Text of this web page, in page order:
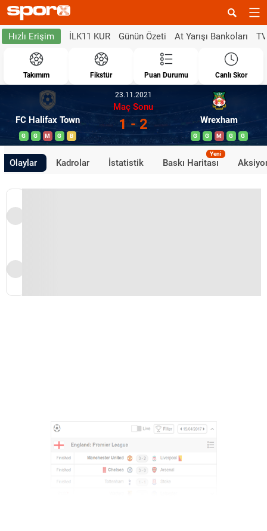
Hızlı Erişim İLK11 KUR Günün Özeti At Yarışı Bankoları
Takımım Fikstür Puan Durumu Canlı Skor
FC Halifax Town
G G M G B
23.11.2021
Maç Sonu
1 - 2 Wrexham
G G M G G
Olaylar Kadrolar İstatistik Baskı Haritası
Yeni